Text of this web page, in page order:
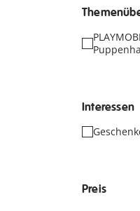
Interessen
Preis